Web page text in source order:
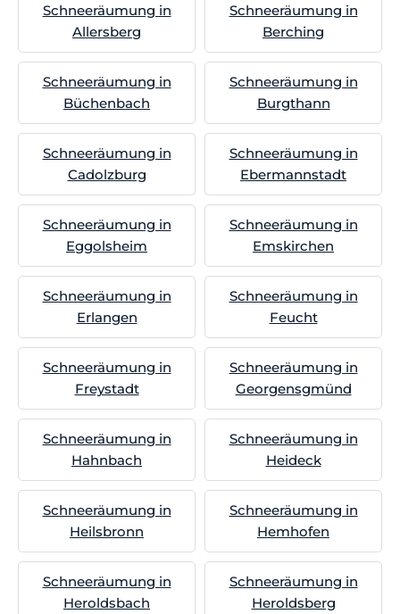
Schneeräumung in
Allersberg
Schneeräumung in
Berching
Schneeräumung in
Büchenbach
Schneeräumung in
Burgthann
Schneeräumung in
Cadolzburg
Schneeräumung in
Ebermannstadt
Schneeräumung in
Eggolsheim
Schneeräumung in
Emskirchen
Schneeräumung in
Erlangen
Schneeräumung in
Feucht
Schneeräumung in
Freystadt
Schneeräumung in
Georgensgmünd
Schneeräumung in
Hahnbach
Schneeräumung in
Heideck
Schneeräumung in
Heilsbronn
Schneeräumung in
Hemhofen
Schneeräumung in
Heroldsbach
Schneeräumung in
Heroldsberg